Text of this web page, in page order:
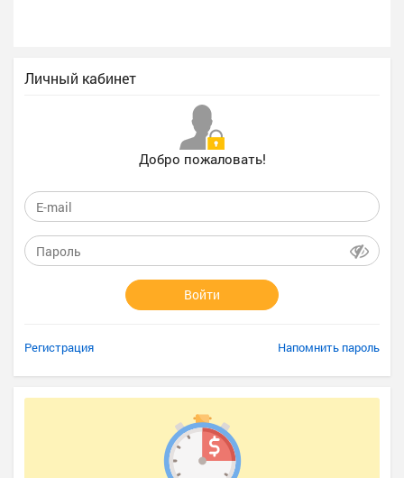
Личный кабинет
Добро пожаловать!
Войти
Регистрация Напомнить пароль